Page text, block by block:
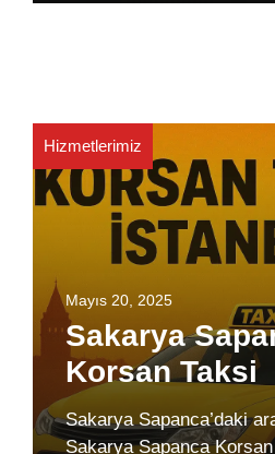
Hizmetlerimiz
Mayıs 20, 2025
Sakarya
Korsan Taksi
Sakarya Sapanca’daki
Sakarya Sapanca